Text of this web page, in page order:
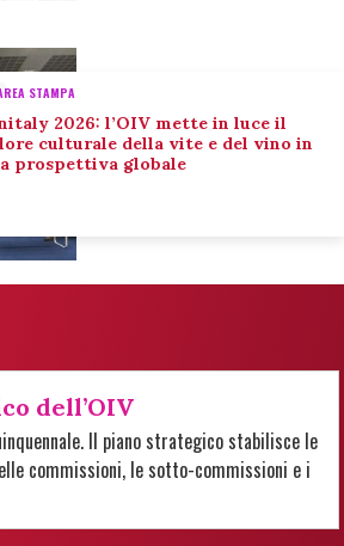
STAMPA
2026: l’OIV mette in luce il
culturale della vite e del vino in
prospettiva globale
dell’OIV
Il piano strategico stabilisce le
commissioni, le sotto-commissioni e i